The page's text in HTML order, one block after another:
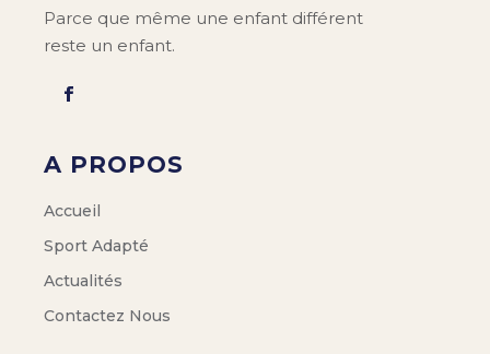
Parce que même une enfant différent
reste un enfant.
A PROPOS
Accueil
Sport Adapté
Actualités
Contactez Nous